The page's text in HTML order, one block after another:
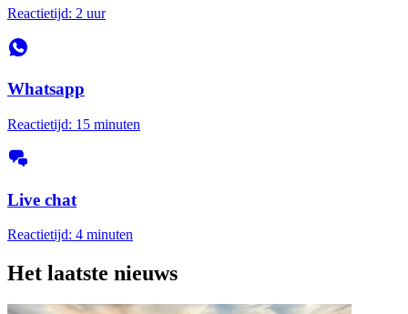
Reactietijd: 2 uur
Whatsapp
Reactietijd: 15 minuten
Live chat
Reactietijd: 4 minuten
Het laatste nieuws